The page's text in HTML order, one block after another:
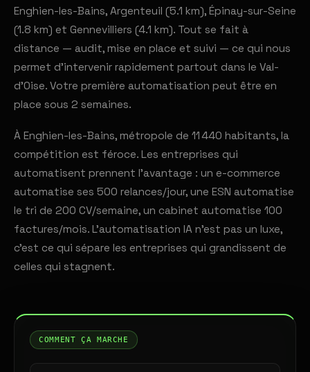
Enghien-les-Bains, Argenteuil (5.1 km), Épinay-sur-Seine
(1.8 km) et Gennevilliers (4.1 km). Tout se fait à
distance — audit, mise en place et suivi — ce qui nous
permet d'intervenir rapidement partout dans le Val-
d'Oise. Votre première automatisation peut être en
place sous 2 semaines.
À Enghien-les-Bains, métropole de 11 440 habitants, la
compétition est féroce. Les entreprises qui
automatisent prennent l'avantage : un e-commerce
automatise ses 500 relances/jour, une ESN automatise
le tri de 200 CV/semaine, un cabinet automatise 100
factures/mois. L'automatisation IA n'est pas un luxe,
c'est ce qui sépare les entreprises qui grandissent de
celles qui stagnent.
COMMENT ÇA MARCHE